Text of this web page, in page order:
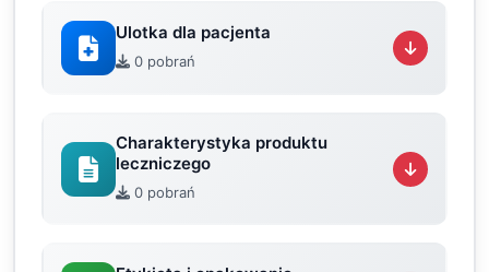
Ulotka dla pacjenta
0 pobrań
Charakterystyka produktu
leczniczego
0 pobrań